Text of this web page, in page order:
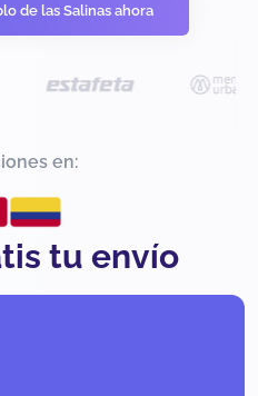
de las Salinas ahora
en:
tu envío